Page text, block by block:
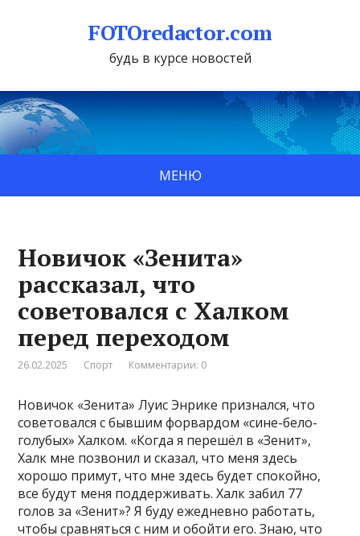
FOTOredactor.com
будь в курсе новостей
МЕНЮ
Новичок «Зенита»
рассказал, что
советовался с Халком
перед переходом
26.02.2025 Спорт Комментарии: 0
Новичок «Зенита» Луис Энрике признался, что
советовался с бывшим форвардом «сине-бело-
голубых» Халком. «Когда я перешёл в «Зенит»,
Халк мне позвонил и сказал, что меня здесь
хорошо примут, что мне здесь будет спокойно,
все будут меня поддерживать. Халк забил 77
голов за «Зенит»? Я буду ежедневно работать,
чтобы сравняться с ним и обойти его. Знаю, что